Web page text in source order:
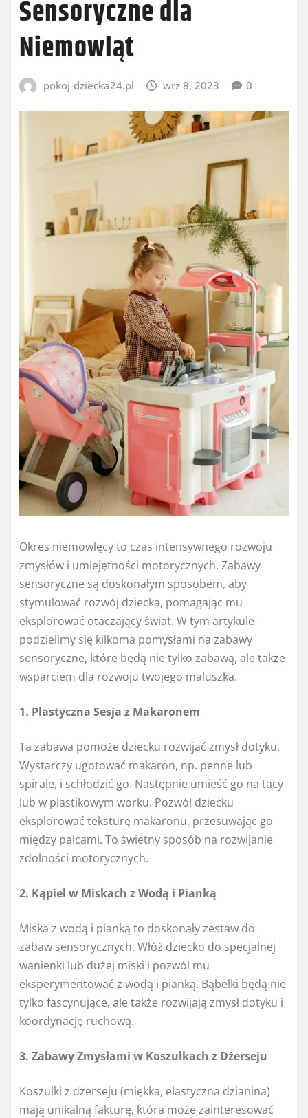
Sensoryczne dla
Niemowląt
pokoj-dziecka24.pl wrz 8, 2023 0
Okres niemowlęcy to czas intensywnego rozwoju
zmysłów i umiejętności motorycznych. Zabawy
sensoryczne są doskonałym sposobem, aby
stymulować rozwój dziecka, pomagając mu
eksplorować otaczający świat. W tym artykule
podzielimy się kilkoma pomysłami na zabawy
sensoryczne, które będą nie tylko zabawą, ale także
wsparciem dla rozwoju twojego maluszka.
1. Plastyczna Sesja z Makaronem
Ta zabawa pomoże dziecku rozwijać zmysł dotyku.
Wystarczy ugotować makaron, np. penne lub
spirale, i schłodzić go. Następnie umieść go na tacy
lub w plastikowym worku. Pozwól dziecku
eksplorować teksturę makaronu, przesuwając go
między palcami. To świetny sposób na rozwijanie
zdolności motorycznych.
2. Kąpiel w Miskach z Wodą i Pianką
Miska z wodą i pianką to doskonały zestaw do
zabaw sensorycznych. Włóż dziecko do specjalnej
wanienki lub dużej miski i pozwól mu
eksperymentować z wodą i pianką. Bąbelki będą nie
tylko fascynujące, ale także rozwijają zmysł dotyku i
koordynację ruchową.
3. Zabawy Zmysłami w Koszulkach z Dżerseju
Koszulki z dżerseju (miękka, elastyczna dzianina)
mają unikalną fakturę, która może zainteresować